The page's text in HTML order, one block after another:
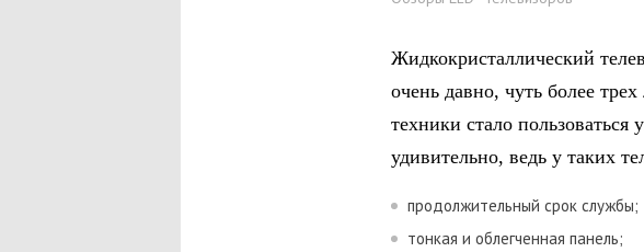
Жидкокристаллический
очень давно, чуть более
техники стало
удивительно, ведь у таких
продолжительный срок службы;
тонкая и облегченная панель;